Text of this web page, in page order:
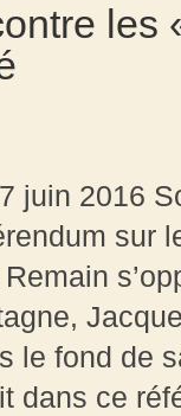
les
juin 2016
sur
le fond de
dans ce